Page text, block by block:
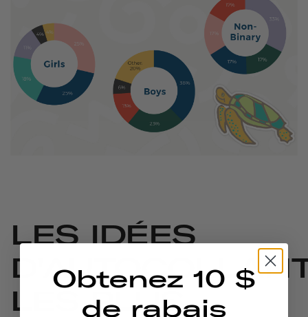
LES IDÉES
LES PLUS
Obtenez 10 $
de rabais